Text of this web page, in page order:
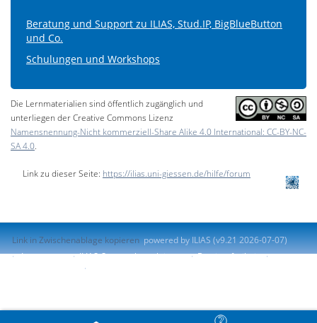
Beratung und Support zu ILIAS, Stud.IP, BigBlueButton
und Co.
Schulungen und Workshops
Die Lernmaterialien sind öffentlich zugänglich und
unterliegen der Creative Commons Lizenz
Namensnennung-Nicht kommerziell-Share Alike 4.0 International: CC-BY-NC-
SA 4.0.
Link zu dieser Seite: https://ilias.uni-giessen.de/hilfe/forum
Link in Zwischenablage kopieren powered by ILIAS (v9.21 2026-07-07)
Impressum
ILIAS-Support kontaktieren
Barrierefreiheit